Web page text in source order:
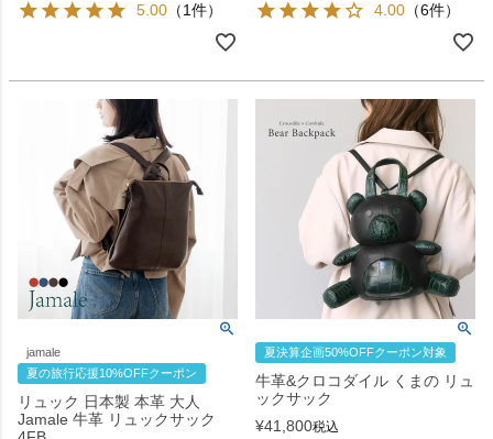
5.00 （1件） 4.00 （6件）
jamale
夏の旅行応援10%OFFクーポン
リュック 日本製 本革 大人
Jamale 牛革 リュックサック
夏決算企画50%OFFクーポン対象
牛革&クロコダイル くまの リュ
ックサック
¥41,800税込